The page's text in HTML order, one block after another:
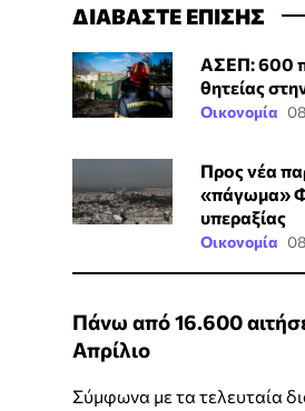
ΔΙΑΒΑΣΤΕ ΕΠΙΣΗΣ
ΑΣΕΠ: 600
θητείας
Οικονομία
Προς νέα
«πάγωμα»
υπεραξίας
Οικονομία
Πάνω από 16.600
Απρίλιο
Σύμφωνα με τα τελευταία